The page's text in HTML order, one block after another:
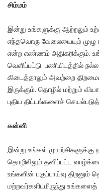
சிம்மம்
இன்று உங்களுக்கு ஆற்றலும்
எந்தவொரு வேலையையும் முழு
என்ற எண்ணம் அதிகரிக்கும்.
வெளிப்பட்டு, பணியிடத்தில்
கிடைத்தாலும் அவற்றை
இருக்கும். தொழில் மற்றும்
புதிய திட்டங்களைச்
கன்னி
இன்று உங்கள் முயற்சிகளுக்கு
தொழிலிலும் தனிப்பட்ட
உங்களின் பகுப்பாய்வு திறனும்
மற்றவர்களிடமிருந்து